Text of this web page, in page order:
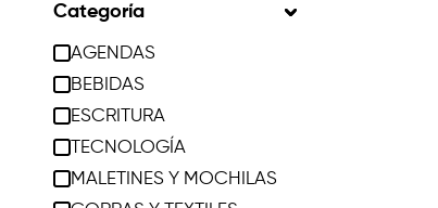
Categoría
AGENDAS
BEBIDAS
ESCRITURA
TECNOLOGÍA
MALETINES Y MOCHILAS